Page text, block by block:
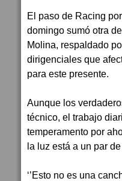
El paso de Racing
domingo sumó otra
Molina, respaldado
dirigenciales que
para este presente.
Aunque los
técnico, el trabajo
temperamento por
la luz está a un par
‘’Esto no es una